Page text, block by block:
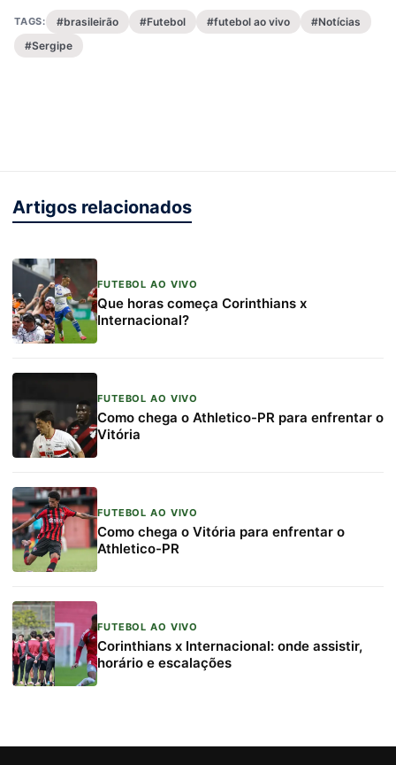
TAGS: #brasileirão #Futebol #futebol ao vivo
#Notícias
#Sergipe
Artigos relacionados
FUTEBOL AO VIVO
Que horas começa Corinthians x
Internacional?
FUTEBOL AO VIVO
Como chega o Athletico-PR para enfrentar o
Vitória
FUTEBOL AO VIVO
Como chega o Vitória para enfrentar o
Athletico-PR
FUTEBOL AO VIVO
Corinthians x Internacional: onde assistir,
horário e escalações